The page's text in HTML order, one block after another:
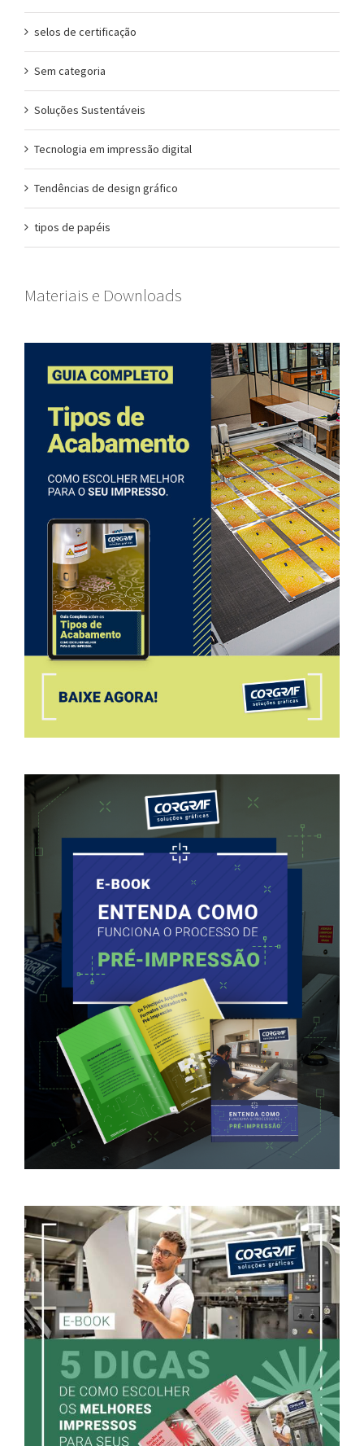
selos de certificação
Sem categoria
Soluções Sustentáveis
Tecnologia em impressão digital
Tendências de design gráfico
tipos de papéis
Materiais e Downloads